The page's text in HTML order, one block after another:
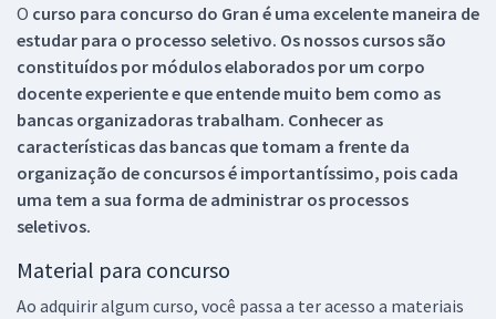
O curso para concurso do Gran é uma excelente maneira de
estudar para o processo seletivo. Os nossos cursos são
constituídos por módulos elaborados por um corpo
docente experiente e que entende muito bem como as
bancas organizadoras trabalham. Conhecer as
características das bancas que tomam a frente da
organização de concursos é importantíssimo, pois cada
uma tem a sua forma de administrar os processos
seletivos.
Material para concurso
Ao adquirir algum curso, você passa a ter acesso a materiais